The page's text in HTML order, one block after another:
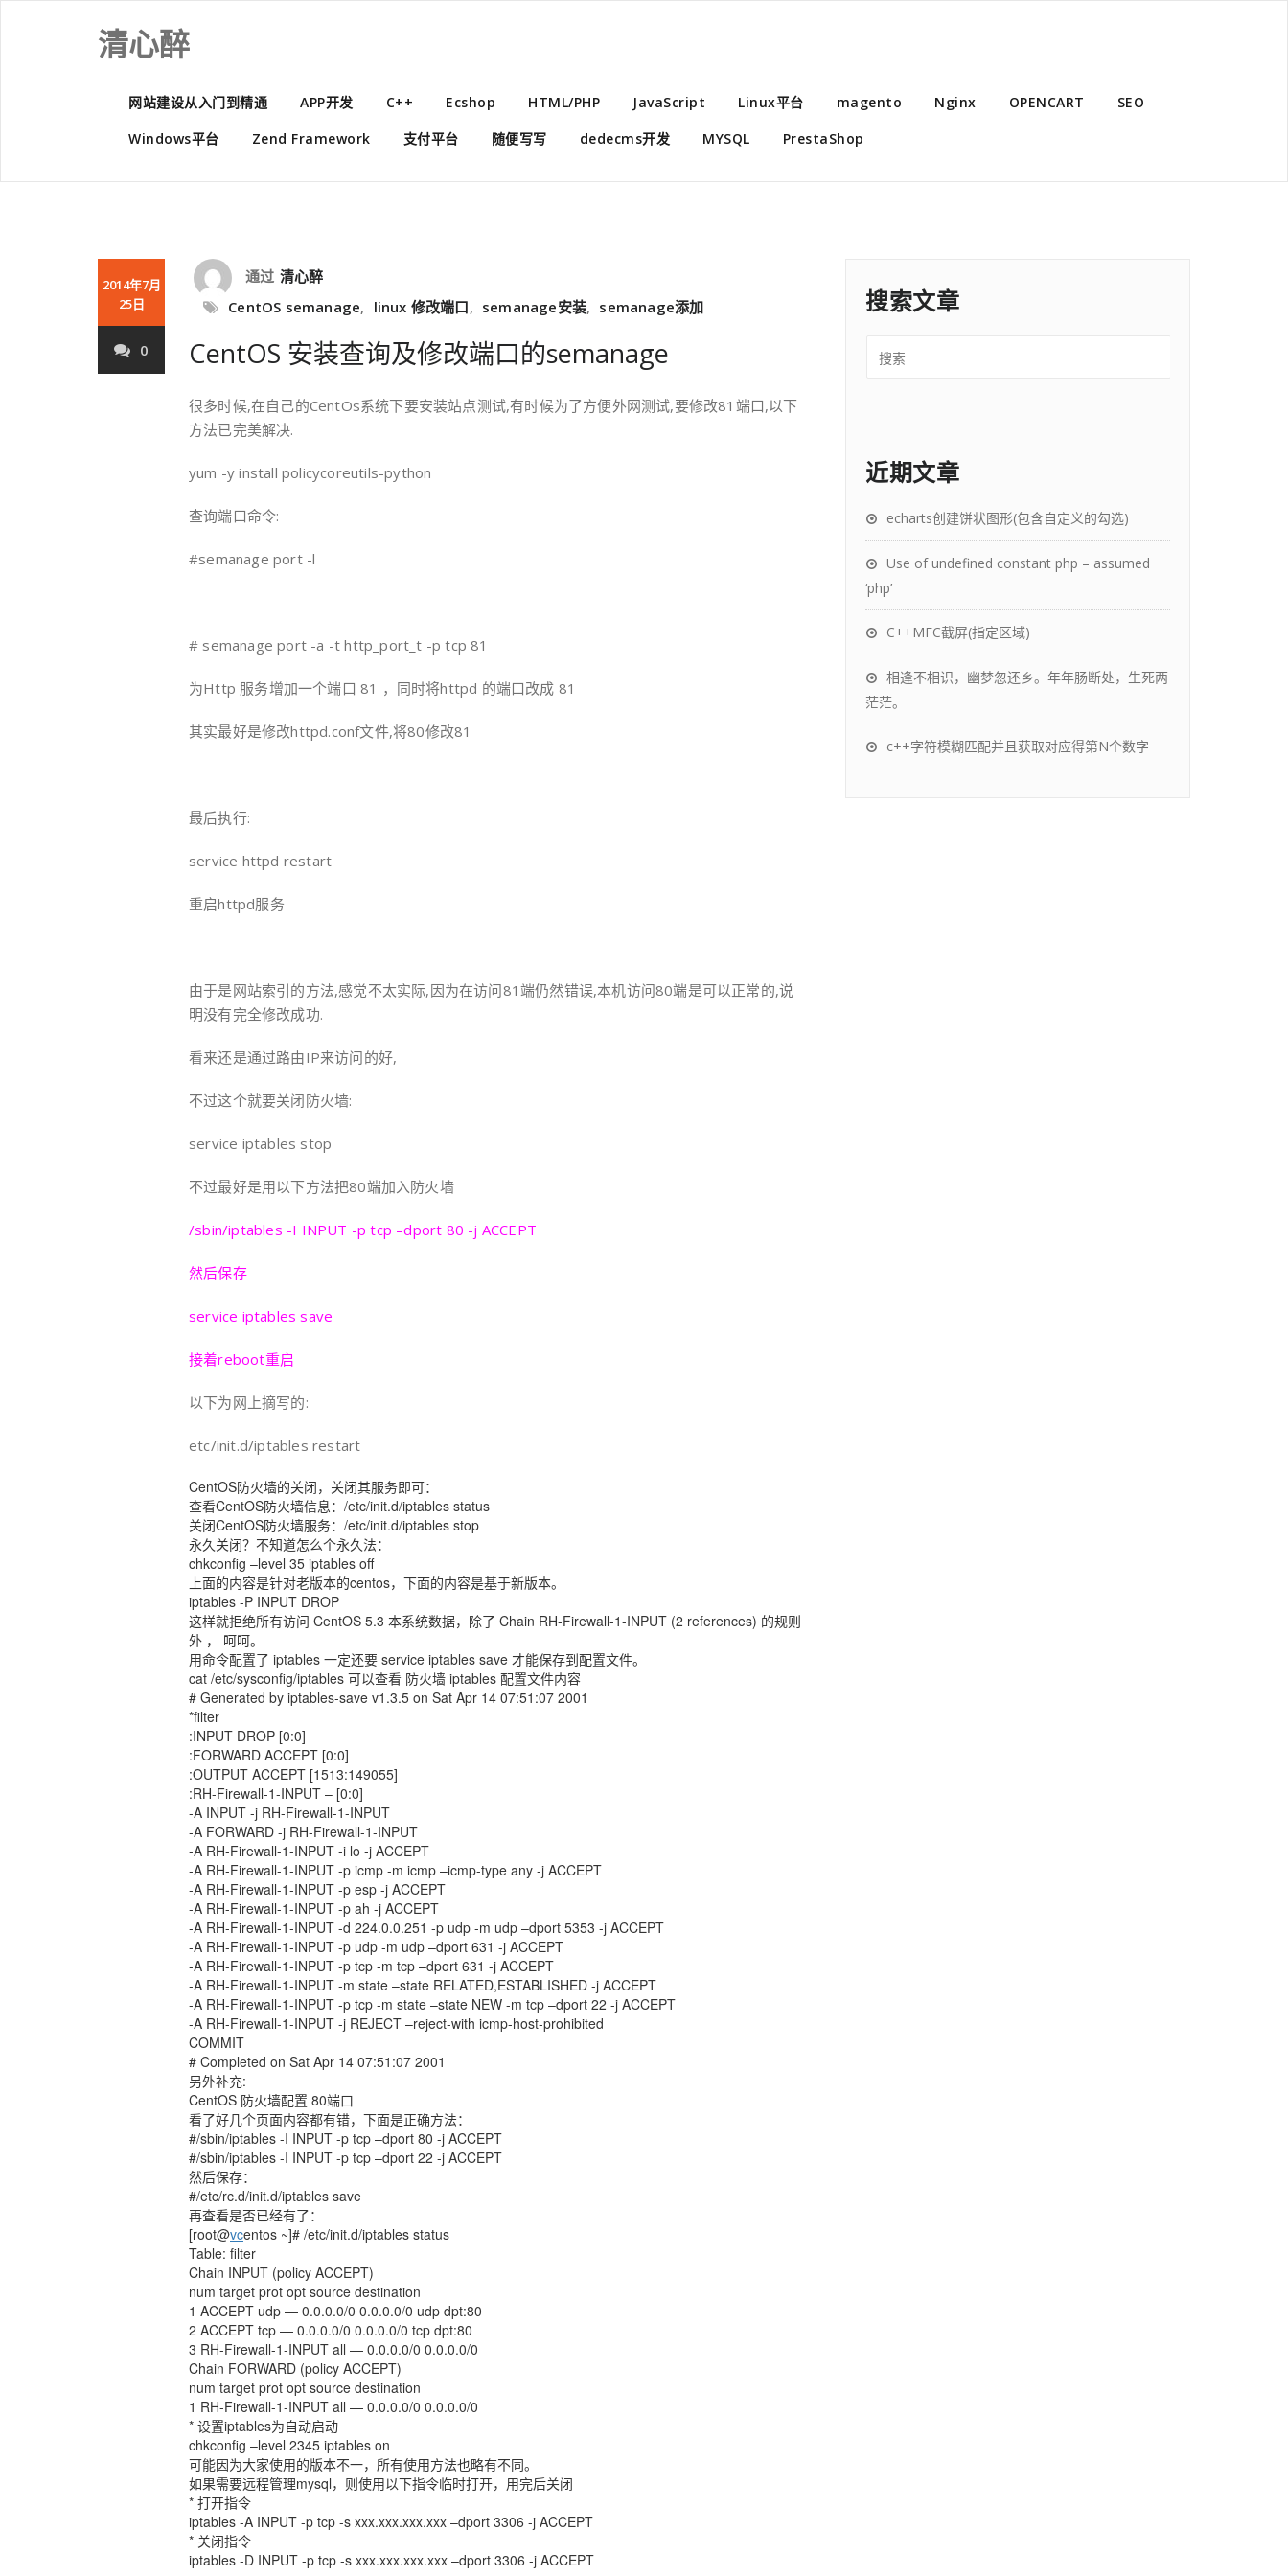
清心醉
网站建设从入门到精通 APP开发 C++ Ecshop HTML/PHP JavaScript Linux平台 magento Nginx OPENCART
SEO
Windows平台
Zend Framework 支付平台 随便写写 dedecms开发 MYSQL PrestaShop
2014年7月
25日
0
通过 清心醉
CentOS semanage, linux 修改端口, semanage安装, semanage添加
CentOS 安装查询及修改端口的semanage
很多时候,在自己的CentOs系统下要安装站点测试,有时候为了方便外网测试,要修改81端口,以下
方法已完美解决.
yum -y install policycoreutils-python
查询端口命令:
#semanage port -l
# semanage port -a -t http_port_t -p tcp 81
为Http 服务增加一个端口 81 ，同时将httpd 的端口改成 81
其实最好是修改httpd.conf文件,将80修改81
最后执行:
service httpd restart
重启httpd服务
由于是网站索引的方法,感觉不太实际,因为在访问81端仍然错误,本机访问80端是可以正常的,说
明没有完全修改成功.
看来还是通过路由IP来访问的好,
不过这个就要关闭防火墙:
service iptables stop
不过最好是用以下方法把80端加入防火墙
/sbin/iptables -I INPUT -p tcp –dport 80 -j ACCEPT
然后保存
service iptables save
接着reboot重启
以下为网上摘写的:
etc/init.d/iptables restart
CentOS防火墙的关闭，关闭其服务即可：
查看CentOS防火墙信息：/etc/init.d/iptables status
关闭CentOS防火墙服务：/etc/init.d/iptables stop
永久关闭？不知道怎么个永久法：
chkconfig –level 35 iptables off
上面的内容是针对老版本的centos，下面的内容是基于新版本。
iptables -P INPUT DROP
这样就拒绝所有访问 CentOS 5.3 本系统数据，除了 Chain RH-Firewall-1-INPUT (2 references) 的规则
外 ， 呵呵。
用命令配置了 iptables 一定还要 service iptables save 才能保存到配置文件。
cat /etc/sysconfig/iptables 可以查看 防火墙 iptables 配置文件内容
# Generated by iptables-save v1.3.5 on Sat Apr 14 07:51:07 2001
*filter
:INPUT DROP [0:0]
:FORWARD ACCEPT [0:0]
:OUTPUT ACCEPT [1513:149055]
:RH-Firewall-1-INPUT – [0:0]
-A INPUT -j RH-Firewall-1-INPUT
-A FORWARD -j RH-Firewall-1-INPUT
-A RH-Firewall-1-INPUT -i lo -j ACCEPT
-A RH-Firewall-1-INPUT -p icmp -m icmp –icmp-type any -j ACCEPT
-A RH-Firewall-1-INPUT -p esp -j ACCEPT
-A RH-Firewall-1-INPUT -p ah -j ACCEPT
-A RH-Firewall-1-INPUT -d 224.0.0.251 -p udp -m udp –dport 5353 -j ACCEPT
-A RH-Firewall-1-INPUT -p udp -m udp –dport 631 -j ACCEPT
-A RH-Firewall-1-INPUT -p tcp -m tcp –dport 631 -j ACCEPT
-A RH-Firewall-1-INPUT -m state –state RELATED,ESTABLISHED -j ACCEPT
-A RH-Firewall-1-INPUT -p tcp -m state –state NEW -m tcp –dport 22 -j ACCEPT
-A RH-Firewall-1-INPUT -j REJECT –reject-with icmp-host-prohibited
COMMIT
# Completed on Sat Apr 14 07:51:07 2001
另外补充:
CentOS 防火墙配置 80端口
看了好几个页面内容都有错，下面是正确方法：
#/sbin/iptables -I INPUT -p tcp –dport 80 -j ACCEPT
#/sbin/iptables -I INPUT -p tcp –dport 22 -j ACCEPT
然后保存：
#/etc/rc.d/init.d/iptables save
再查看是否已经有了：
[root@vcentos ~]# /etc/init.d/iptables status
Table: filter
Chain INPUT (policy ACCEPT)
num target prot opt source destination
1 ACCEPT udp — 0.0.0.0/0 0.0.0.0/0 udp dpt:80
2 ACCEPT tcp — 0.0.0.0/0 0.0.0.0/0 tcp dpt:80
3 RH-Firewall-1-INPUT all — 0.0.0.0/0 0.0.0.0/0
Chain FORWARD (policy ACCEPT)
num target prot opt source destination
1 RH-Firewall-1-INPUT all — 0.0.0.0/0 0.0.0.0/0
* 设置iptables为自动启动
chkconfig –level 2345 iptables on
可能因为大家使用的版本不一，所有使用方法也略有不同。
如果需要远程管理mysql，则使用以下指令临时打开，用完后关闭
* 打开指令
iptables -A INPUT -p tcp -s xxx.xxx.xxx.xxx –dport 3306 -j ACCEPT
* 关闭指令
iptables -D INPUT -p tcp -s xxx.xxx.xxx.xxx –dport 3306 -j ACCEPT
搜索文章
近期文章
echarts创建饼状图形(包含自定义的勾选)
Use of undefined constant php – assumed
‘php’
C++MFC截屏(指定区域)
相逢不相识，幽梦忽还乡。年年肠断处，生死两
茫茫。
c++字符模糊匹配并且获取对应得第N个数字